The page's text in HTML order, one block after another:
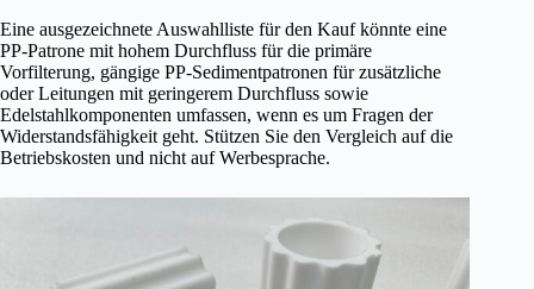
Eine ausgezeichnete Auswahlliste für den Kauf könnte eine
PP-Patrone mit hohem Durchfluss für die primäre
Vorfilterung, gängige PP-Sedimentpatronen für zusätzliche
oder Leitungen mit geringerem Durchfluss sowie
Edelstahlkomponenten umfassen, wenn es um Fragen der
Widerstandsfähigkeit geht. Stützen Sie den Vergleich auf die
Betriebskosten und nicht auf Werbesprache.